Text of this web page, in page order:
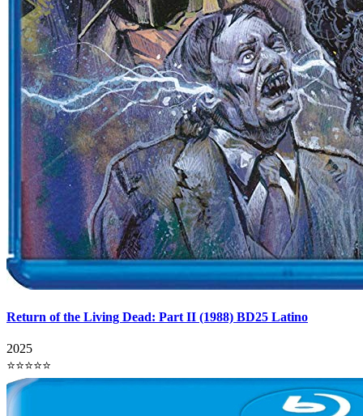
Return of the Living Dead: Part II (1988) BD25 Latino
2025
⭐⭐⭐⭐⭐